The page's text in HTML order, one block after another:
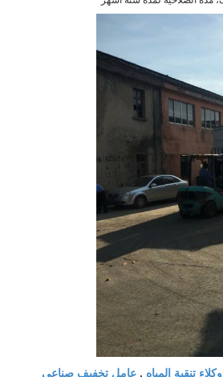
وكلاء تنقية المياه , عامل تخفيف صناعي